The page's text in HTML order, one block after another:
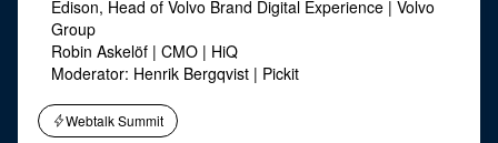
Edison, Head of Volvo Brand Digital Experience | Volvo
Group
Robin Askelöf | CMO | HiQ
Moderator: Henrik Bergqvist | Pickit
Webtalk Summit